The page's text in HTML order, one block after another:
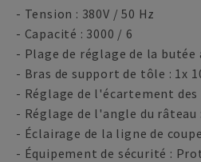
- Tension : 380V / 50 Hz
- Capacité : 3000 / 6
- Plage de réglage de la butée
- Bras de support de tôle : 1x
- Réglage de l'écartement
- Réglage de l'angle du
- Éclairage de la ligne de
- Équipement de sécurité :